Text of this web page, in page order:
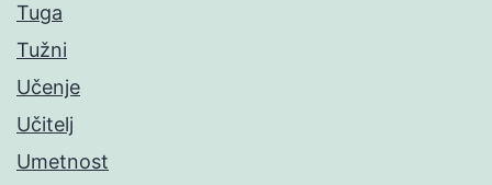
Tuga
Tužni
Učenje
Učitelj
Umetnost